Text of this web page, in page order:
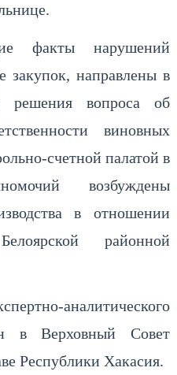
факты нарушений
закупок, направлены в
вопроса об
виновных
счетной палатой в
возбуждены
в отношении
районной
аналитического
в Верховный Совет
Республики Хакасия.